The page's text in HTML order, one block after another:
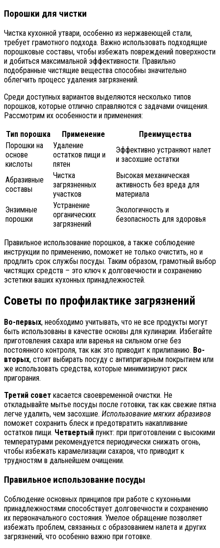
Порошки для чистки
Чистка кухонной утвари, особенно из нержавеющей стали,
требует грамотного подхода. Важно использовать подходящие
порошковые составы, чтобы избежать повреждений поверхности
и добиться максимальной эффективности. Правильно
подобранные чистящие вещества способны значительно
облегчить процесс удаления загрязнений.
Среди доступных вариантов выделяются несколько типов
порошков, которые отлично справляются с задачами очищения.
Рассмотрим их особенности и применения:
Тип порошка
Применение
Преимущества
Порошки на
основе
кислоты
Удаление
остатков пищи и
пятен
Эффективно устраняют налет
и засохшие остатки
Абразивные
составы
Чистка
загрязненных
участков
Высокая механическая
активность без вреда для
материала
Энзимные
порошки
Устранение
органических
загрязнений
Экологичность и
безопасность для здоровья
Правильное использование порошков, а также соблюдение
инструкции по применению, поможет не только очистить, но и
продлить срок службы посуды. Таким образом, грамотный выбор
чистящих средств – это ключ к долговечности и сохранению
эстетики ваших кухонных принадлежностей.
Советы по профилактике загрязнений
Во-первых, необходимо учитывать, что не все продукты могут
быть использованы в качестве основы для кулинарии. Избегайте
приготовления сахара или варенья на сильном огне без
постоянного контроля, так как это приводит к прилипанию. Во-
вторых, стоит выбирать посуду с антипригарным покрытием или
же использовать средства, которые минимизируют риск
пригорания.
Третий совет касается своевременной очистки. Не
откладывайте мытье посуды после готовки, так как свежие пятна
легче удалить, чем засохшие. Использование мягких абразивов
поможет сохранить блеск и предотвратить накапливание
остатков пищи. Четвертый пункт: при приготовлении с высокими
температурами рекомендуется периодически снижать огонь,
чтобы избежать карамелизации сахаров, что приводит к
трудностям в дальнейшем очищении.
Правильное использование посуды
Соблюдение основных принципов при работе с кухонными
принадлежностями способствует долговечности и сохранению
их первоначального состояния. Умелое обращение позволяет
избежать проблем, связанных с образованием налета и других
загрязнений, что особенно важно при готовке.